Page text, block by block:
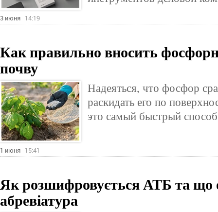
3 июня 14:19
Как правильно вносить
почву
Надеяться, что фосфор
раскидать его по
это самый быстрый
1 июня 15:41
Як розшифровується АТБ та що
абревіатура